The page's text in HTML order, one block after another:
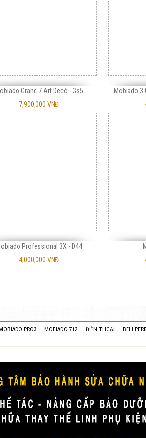
Grand 7 Art Decó - Gs5
7,900,000 VNĐ
Mobiado 3
Professional 3X - D44
4,000,000 VNĐ
PRO3 MOBIADO 712 ĐIỆN THOẠI